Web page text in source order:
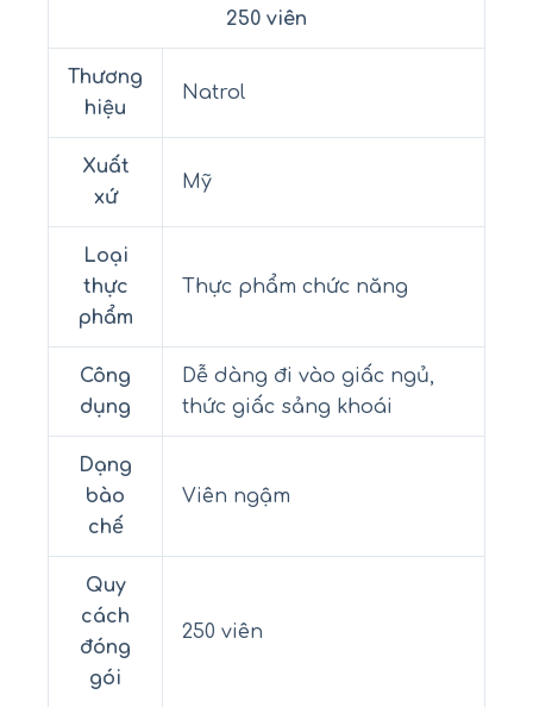
250 viên
Thương
hiệu
Natrol
Xuất
xứ
Mỹ
Loại
thực
phẩm
Thực phẩm chức năng
Công
dụng
Dễ dàng đi vào giấc ngủ,
thức giấc sảng khoái
Dạng
bào
chế
Viên ngậm
Quy
cách
đóng
gói
250 viên